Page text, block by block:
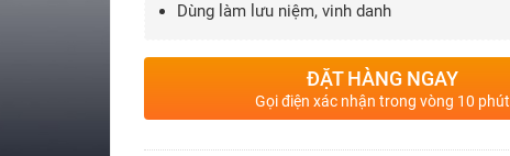
Dùng làm lưu niệm, vinh danh
ĐẶT HÀNG NGAY
Gọi điện xác nhận trong vòng 10 phút